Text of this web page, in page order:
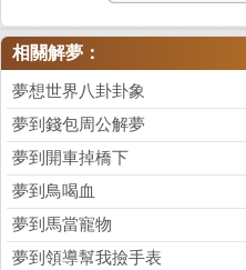
相關解夢：
夢想世界八卦卦象
夢到錢包周公解夢
夢到開車掉橋下
夢到鳥喝血
夢到馬當寵物
夢到領導幫我撿手表